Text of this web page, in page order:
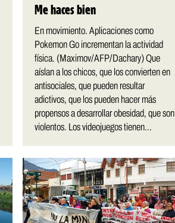
Me haces bien
En movimiento. Aplicaciones como
Pokemon Go incrementan la actividad
física. (Maximov/AFP/Dachary) Que
aíslan a los chicos, que los convierten en
antisociales, que pueden resultar
adictivos, que los pueden hacer más
propensos a desarrollar obesidad, que son
violentos. Los videojuegos tienen...